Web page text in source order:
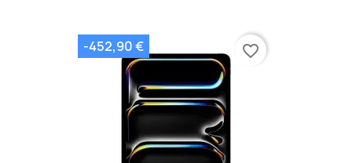
-452,90 € favorite_border